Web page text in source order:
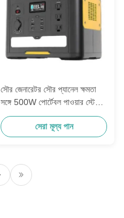
সৌর জেনারেটর সৌর প্যানেল ক্ষমতা
সঙ্গে 500W পোর্টেবল পাওয়ার স্টেশন
515wh বহিরঙ্গন ক্যাম্পিং জন্য
পাওয়ার সাপ্লাই নাইট মাছধরা
সেরা মূল্য পান